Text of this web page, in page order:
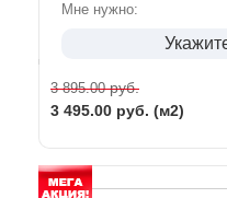
Мне нужно:
3 895.00руб.
3 495.00 руб. (м2)